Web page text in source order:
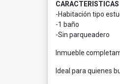
CARACTERISTICAS
-Habitación tipo
-1 baño
-Sin parqueadero
Inmueble
Ideal para quienes